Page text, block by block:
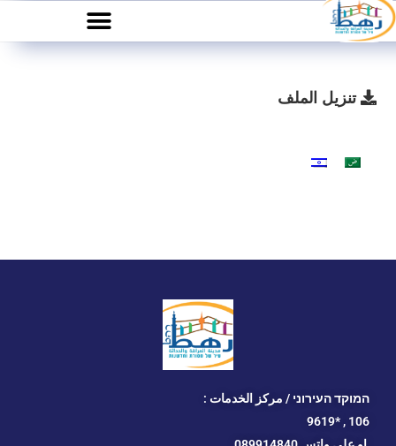
تنزيل الملف
המוקד העירוני / مركز الخدمات :
106 ,
*9619